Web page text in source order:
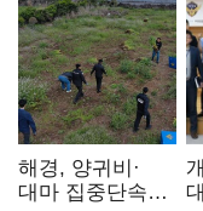
해경, 양귀비·
대마 집중단속…